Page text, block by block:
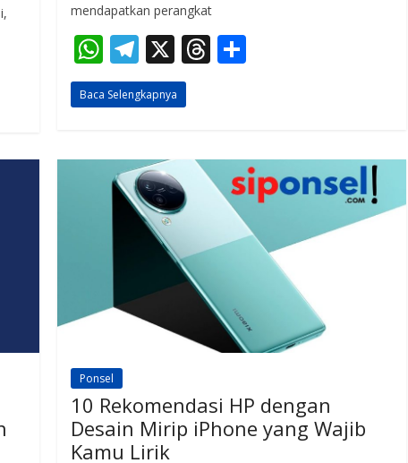
mendapatkan perangkat
W
h
at
A
p
p
T
el
e
a
m
X T
d
s
Baca Selengkapnya
Ponsel
10 Rekomendasi HP dengan
Desain Mirip iPhone yang Wajib
Kamu Lirik